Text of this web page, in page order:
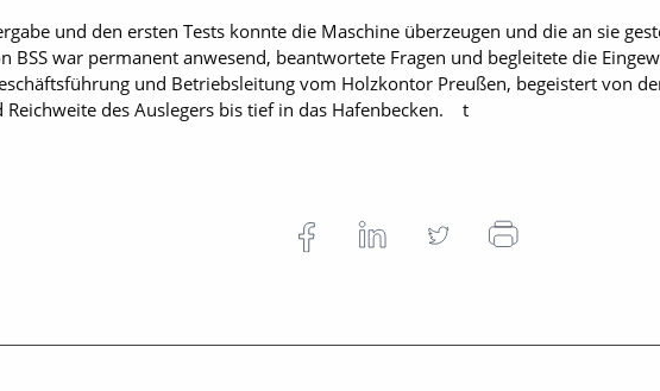
und den ersten Tests konnte die Maschine überzeugen und die an sie
BSS war permanent anwesend, beantwortete Fragen und begleitete die
und Betriebsleitung vom Holzkontor Preußen, begeistert von
Reichweite des Auslegers bis tief in das Hafenbecken. t